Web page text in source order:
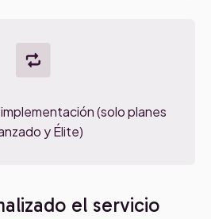
(solo planes
y Élite)
el servicio